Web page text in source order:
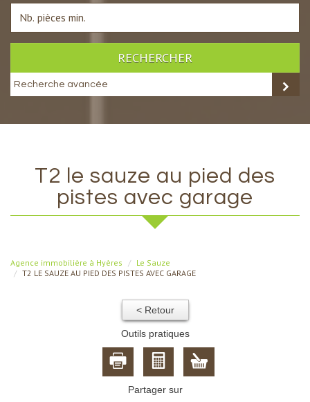
RECHERCHER
Recherche avancée
t2 le sauze au pied des
pistes avec garage
Agence immobilière à Hyères
Le Sauze
T2 LE SAUZE AU PIED DES PISTES AVEC GARAGE
< Retour
Outils pratiques
Partager sur